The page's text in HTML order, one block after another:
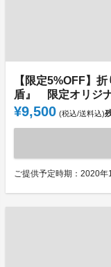
【限定5%OFF】
盾』 限定オリジ
¥9,500 (税込/送料込)
ご提供予定時期：2020年